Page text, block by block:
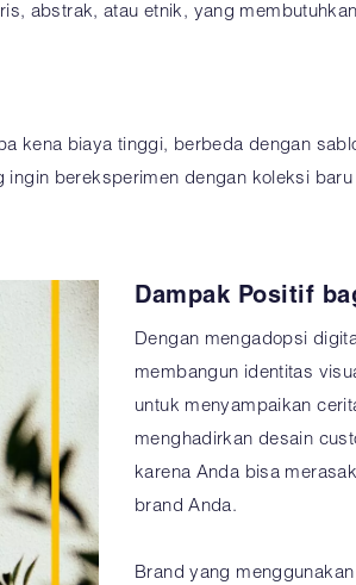
abstrak, atau etnik, yang
kena biaya tinggi, berbeda dengan
bereksperimen dengan koleksi
Dampak Positif
Dengan mengadopsi
membangun identitas
untuk menyampaikan
menghadirkan desain
karena Anda bisa
brand Anda.
Brand yang